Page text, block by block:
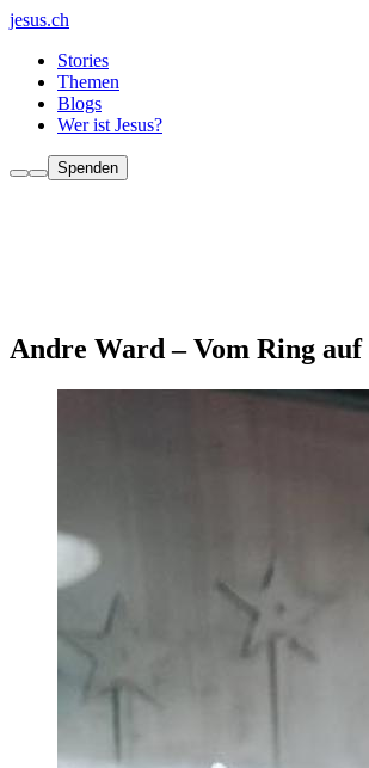
jesus.ch
Stories
Themen
Blogs
Wer ist Jesus?
Spenden
Andre Ward – Vom Ring auf